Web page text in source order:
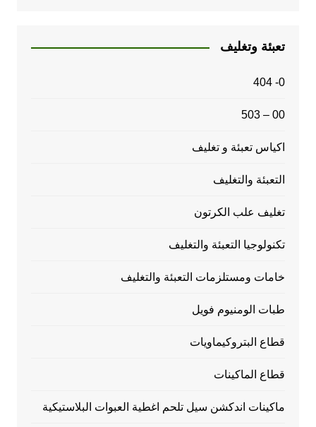
تعبئة وتغليف
0- 404
00 – 503
اكياس تعبئة و تغليف
التعبئة والتغليف
تغليف علب الكرتون
تكنولوجيا التعبئة والتغليف
خامات ومستلزمات التعبئة والتغليف
طبات الومنيوم فويل
قطاع البتروكيماويات
قطاع الماكينات
ماكينات اندكشن سيل تلحم اغطية العبوات البلاستيكية